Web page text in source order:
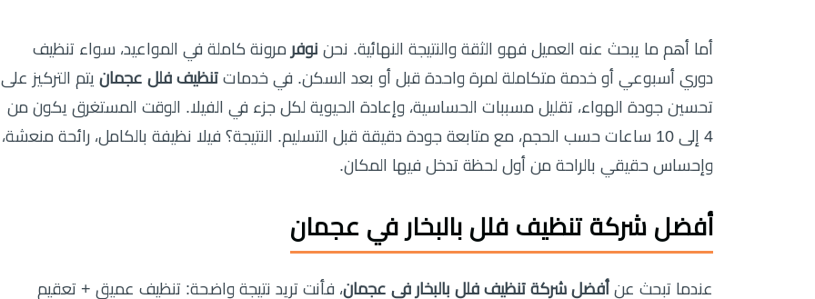
أما أهم ما يبحث عنه العميل فهو الثقة والنتيجة النهائية. نحن نوفر مرونة كاملة في المواعيد، سواء تنظيف
دوري أسبوعي أو خدمة متكاملة لمرة واحدة قبل أو بعد السكن. في خدمات تنظيف فلل عجمان يتم التركيز على
تحسين جودة الهواء، تقليل مسببات الحساسية، وإعادة الحيوية لكل جزء في الفيلا. الوقت المستغرق يكون من
4 إلى 10 ساعات حسب الحجم، مع متابعة جودة دقيقة قبل التسليم. النتيجة؟ فيلا نظيفة بالكامل، رائحة منعشة،
وإحساس حقيقي بالراحة من أول لحظة تدخل فيها المكان.
أفضل شركة تنظيف فلل بالبخار في عجمان
عندما تبحث عن أفضل شركة تنظيف فلل بالبخار في عجمان، فأنت تريد نتيجة واضحة: تنظيف عميق + تعقيم